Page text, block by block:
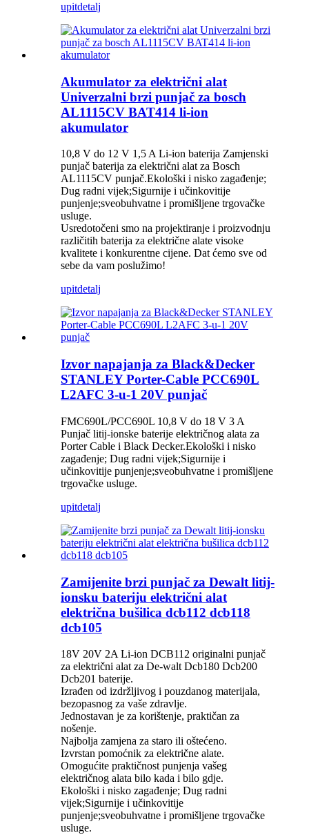
upitdetalj
Akumulator za električni alat
Univerzalni brzi punjač za bosch
AL1115CV BAT414 li-ion
akumulator
10,8 V do 12 V 1,5 A Li-ion baterija Zamjenski
punjač baterija za električni alat za Bosch
AL1115CV punjač.Ekološki i nisko zagađenje;
Dug radni vijek;Sigurnije i učinkovitije
punjenje;sveobuhvatne i promišljene trgovačke
usluge.
Usredotočeni smo na projektiranje i proizvodnju
različitih baterija za električne alate visoke
kvalitete i konkurentne cijene. Dat ćemo sve od
sebe da vam poslužimo!
upitdetalj
Izvor napajanja za Black&Decker
STANLEY Porter-Cable PCC690L
L2AFC 3-u-1 20V punjač
FMC690L/PCC690L 10,8 V do 18 V 3 A
Punjač litij-ionske baterije električnog alata za
Porter Cable i Black Decker.Ekološki i nisko
zagađenje; Dug radni vijek;Sigurnije i
učinkovitije punjenje;sveobuhvatne i promišljene
trgovačke usluge.
upitdetalj
Zamijenite brzi punjač za Dewalt litij-
ionsku bateriju električni alat
električna bušilica dcb112 dcb118
dcb105
18V 20V 2A Li-ion DCB112 originalni punjač
za električni alat za De-walt Dcb180 Dcb200
Dcb201 baterije.
Izrađen od izdržljivog i pouzdanog materijala,
bezopasnog za vaše zdravlje.
Jednostavan je za korištenje, praktičan za
nošenje.
Najbolja zamjena za staro ili oštećeno.
Izvrstan pomoćnik za električne alate.
Omogućite praktičnost punjenja vašeg
električnog alata bilo kada i bilo gdje.
Ekološki i nisko zagađenje; Dug radni
vijek;Sigurnije i učinkovitije
punjenje;sveobuhvatne i promišljene trgovačke
usluge.